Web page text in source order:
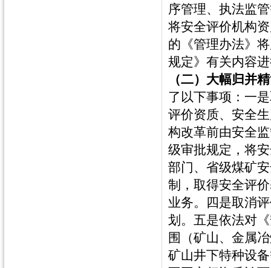
序管理、执法监
将安全评价机构
的《管理办法》
规定》有关内容
（二）大幅归并
了以下事项：一
评价资质、安全
构改革前由安全
级审批规定，将
部门、省级煤矿
制，取得安全评
业务。四是取消
划。五是依法对
围（矿山、金属
矿山井下特种设